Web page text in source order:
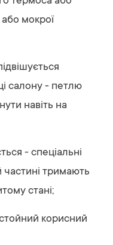
мокрої
салону - петлю
навіть на
- спеціальні
частині тримають
стані;
корисний